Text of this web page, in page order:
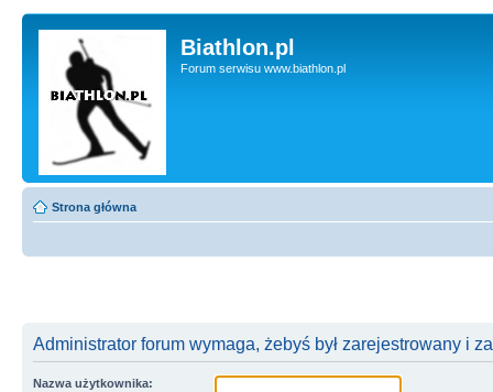
Biathlon.pl
Forum serwisu www.biathlon.pl
Strona główna
Administrator forum wymaga, żebyś był zarejestrowany i
Nazwa użytkownika: